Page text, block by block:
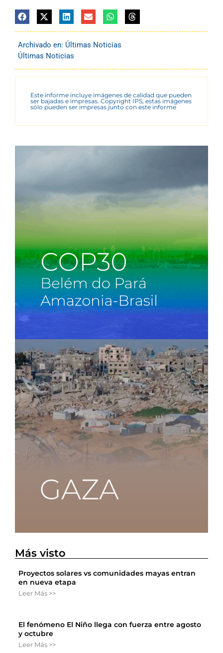
Archivado en: Últimas Noticias
Últimas Noticias
Este informe incluye imágenes de calidad que pueden
ser bajadas e impresas. Copyright IPS, estas imágenes
sólo pueden ser impresas junto con este informe
Más visto
Proyectos solares vs comunidades mayas entran
en nueva etapa
Leer Más >>
El fenómeno El Niño llega con fuerza entre agosto
y octubre
Leer Más >>